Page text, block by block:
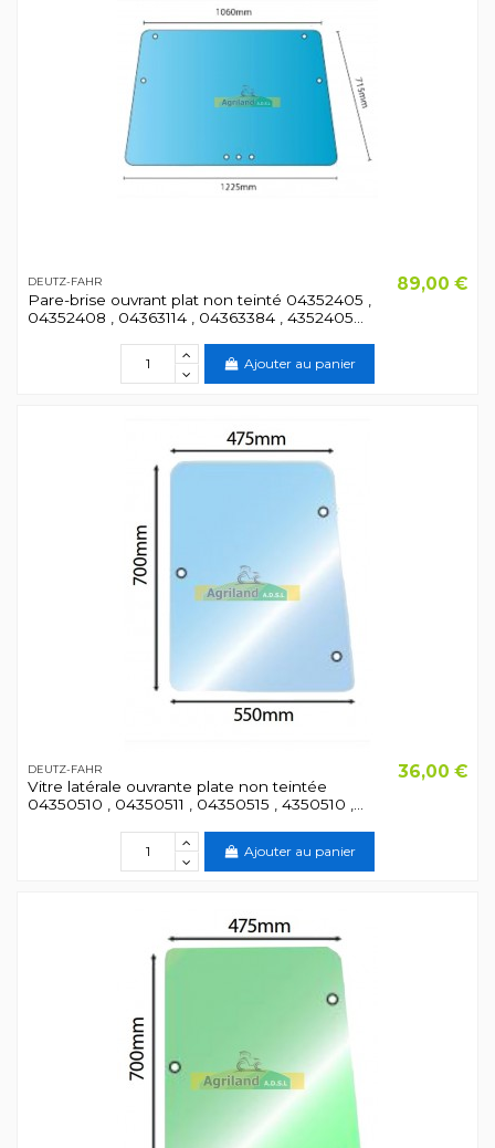
DEUTZ-FAHR
Pare-brise ouvrant plat non teinté 04352405 ,
04352408 , 04363114 , 04363384 , 4352405...
89,00 €
Ajouter au panier
DEUTZ-FAHR
Vitre latérale ouvrante plate non teintée
04350510 , 04350511 , 04350515 , 4350510 ,...
36,00 €
Ajouter au panier